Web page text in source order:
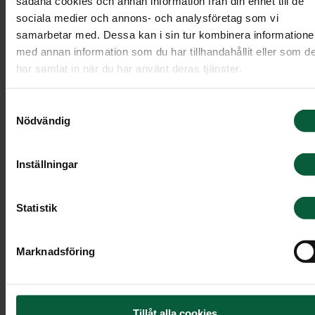
sociala medier och annons- och analysföretag som vi
samarbetar med. Dessa kan i sin tur kombinera
med annan information som du har tillhandahållit eller som
har samlat in när du har använt deras tjänster.
Nödvändig
Inställningar
Statistik
Marknadsföring
Musiken är en mycket betydelsefull del av en
begravning. Den har en speciell förmåga att
väcka både känslor och minnen samt
ord.